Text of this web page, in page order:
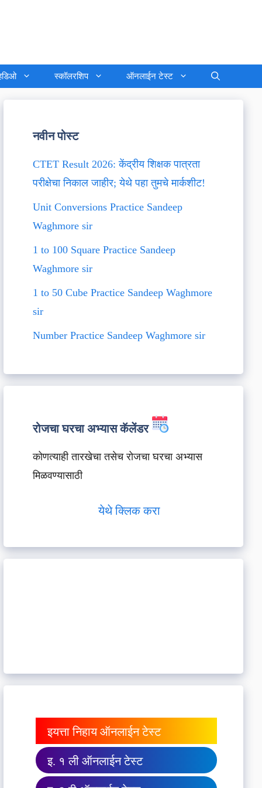
स्कॉलरशिप ऑनलाईन टेस्ट
नवीन पोस्ट
CTET Result 2026: केंद्रीय शिक्षक पात्रता
परीक्षेचा निकाल जाहीर; येथे पहा तुमचे मार्कशीट!
Unit Conversions Practice Sandeep
Waghmore sir
1 to 100 Square Practice Sandeep
Waghmore sir
1 to 50 Cube Practice Sandeep Waghmore
sir
Number Practice Sandeep Waghmore sir
रोजचा घरचा अभ्यास कॅलेंडर
कोणत्याही तारखेचा तसेच रोजचा घरचा अभ्यास
मिळवण्यासाठी
येथे क्लिक करा
इयत्ता निहाय ऑनलाईन टेस्ट
इ. १ ली ऑनलाईन टेस्ट